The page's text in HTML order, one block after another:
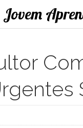
Jovem